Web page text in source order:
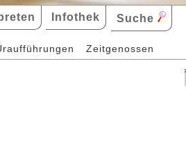
Infothek Suche
Zeitgenossen